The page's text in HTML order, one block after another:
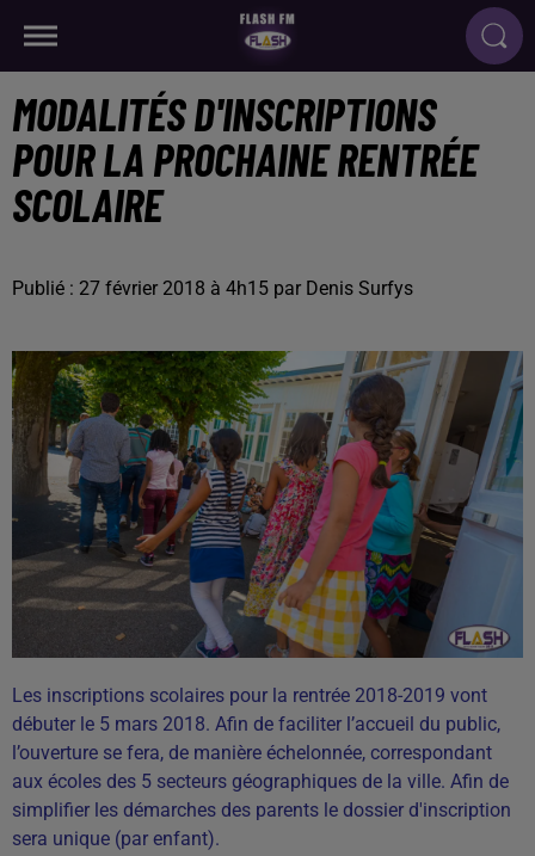
MODALITÉS D'INSCRIPTIONS
POUR LA PROCHAINE RENTRÉE
SCOLAIRE
Publié : 27 février 2018 à 4h15 par Denis Surfys
Les inscriptions scolaires pour la rentrée 2018-2019 vont
débuter le 5 mars 2018. Afin de faciliter l’accueil du public,
l’ouverture se fera, de manière échelonnée, correspondant
aux écoles des 5 secteurs géographiques de la ville. Afin de
simplifier les démarches des parents le dossier d'inscription
sera unique (par enfant).